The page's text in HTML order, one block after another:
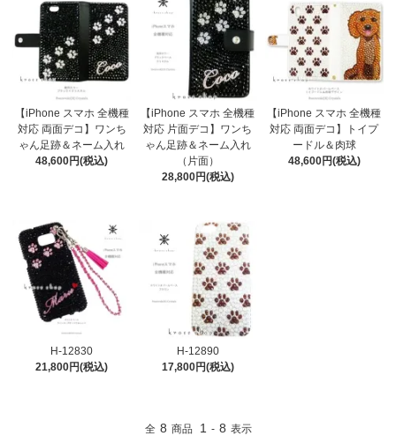
【iPhone スマホ 全機種
対応 両面デコ】ワンち
ゃん足跡＆ネーム入れ
48,600円(税込)
【iPhone スマホ 全機種
対応 片面デコ】ワンち
ゃん足跡＆ネーム入れ
（片面）
28,800円(税込)
【iPhone スマホ 全機種
対応 両面デコ】トイプ
ードル＆肉球
48,600円(税込)
H-12830
21,800円(税込)
H-12890
17,800円(税込)
全 8 商品 1 - 8 表示